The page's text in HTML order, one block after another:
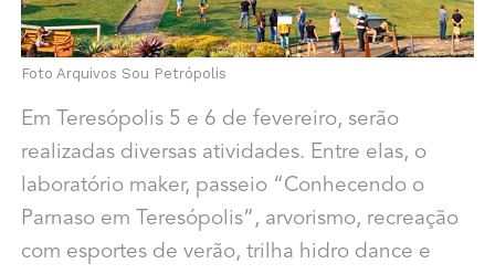
Foto Arquivos Sou Petrópolis
Em Teresópolis 5 e 6 de fevereiro, serão
realizadas diversas atividades. Entre elas, o
laboratório maker, passeio “Conhecendo o
Parnaso em Teresópolis”, arvorismo, recreação
com esportes de verão, trilha hidro dance e